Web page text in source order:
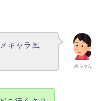
嫁ちゃん
キャラ風